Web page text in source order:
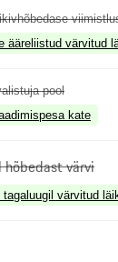
ääreliistud värvitud
pool
kate
värvi
tagaluugil värvitud